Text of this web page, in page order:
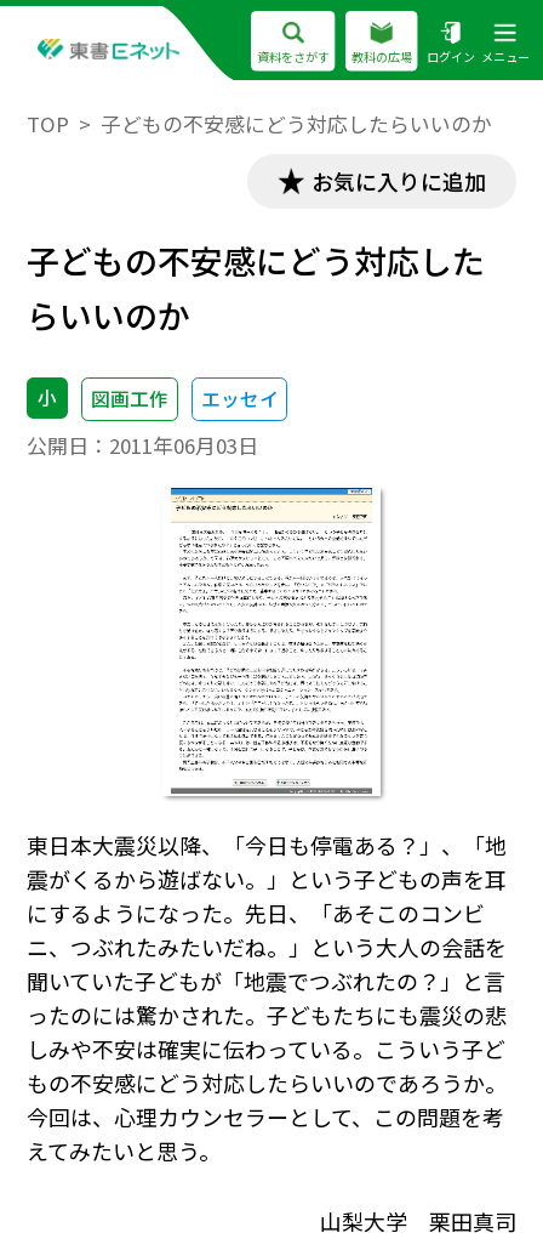
資料をさがす 教科の広場 ログイン メニュー
TOP 子どもの不安感にどう対応したらいいのか
お気に入りに追加
子どもの不安感にどう対応した
らいいのか
小 図画工作 エッセイ
公開日： 2011年06月03日
東日本大震災以降、「今日も停電ある？」、「地
震がくるから遊ばない。」という子どもの声を耳
にするようになった。先日、「あそこのコンビ
ニ、つぶれたみたいだね。」という大人の会話を
聞いていた子どもが「地震でつぶれたの？」と言
ったのには驚かされた。子どもたちにも震災の悲
しみや不安は確実に伝わっている。こういう子ど
もの不安感にどう対応したらいいのであろうか。
今回は、心理カウンセラーとして、この問題を考
えてみたいと思う。
山梨大学 栗田真司